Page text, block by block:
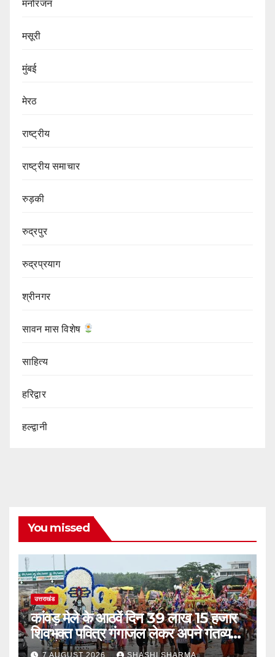
मनोरंजन
मसूरी
मुंबई
मेरठ
राष्ट्रीय
राष्ट्रीय समाचार
रुड़की
रुद्रपुर
रुद्रप्रयाग
श्रीनगर
सावन मास विशेष
साहित्य
हरिद्वार
हल्द्वानी
You missed
उत्तराखंड
कांवड़ मेले के आठवें दिन 39 लाख 15 हजार
शिवभक्त पवित्र गंगाजल लेकर अपने गंतव्य
की ओर हुए रवाना
7 AUGUST 2026 SHASHI SHARMA